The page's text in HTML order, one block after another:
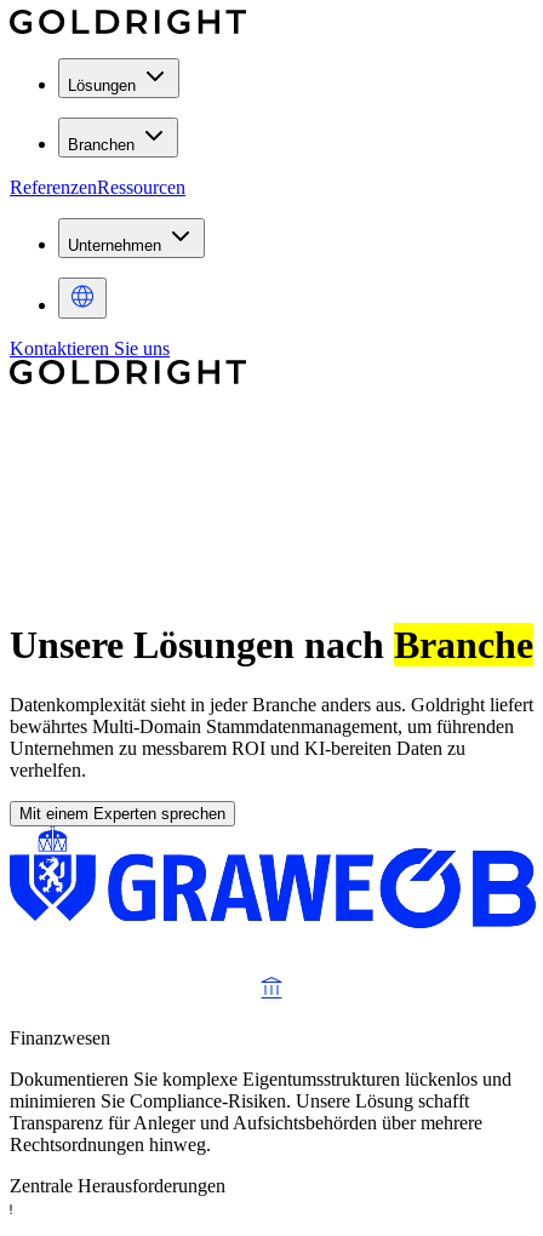
Lösungen
Branchen
ReferenzenRessourcen
Unternehmen
Kontaktieren Sie uns
Unsere Lösungen nach Branche
Datenkomplexität sieht in jeder Branche anders aus. Goldright liefert
bewährtes Multi-Domain Stammdatenmanagement, um führenden
Unternehmen zu messbarem ROI und KI-bereiten Daten zu
verhelfen.
Mit einem Experten sprechen
Finanzwesen
Dokumentieren Sie komplexe Eigentumsstrukturen lückenlos und
minimieren Sie Compliance-Risiken. Unsere Lösung schafft
Transparenz für Anleger und Aufsichtsbehörden über mehrere
Rechtsordnungen hinweg.
Zentrale Herausforderungen